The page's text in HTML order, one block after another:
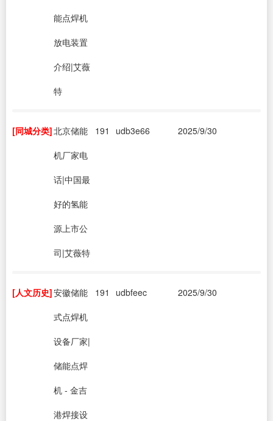
能点焊机
放电装置
介绍|艾薇
特
[同城分类]北京储能
机厂家电
话|中国最
好的氢能
源上市公
司|艾薇特
191 udb3e66 2025/9/30
[人文历史]安徽储能
式点焊机
设备厂家|
储能点焊
机 - 金吉
港焊接设
191 udbfeec 2025/9/30